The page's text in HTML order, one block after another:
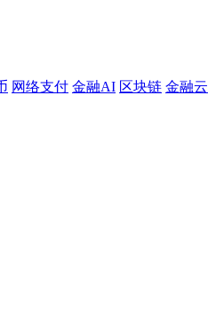
网络支付 金融AI 区块链 金融云